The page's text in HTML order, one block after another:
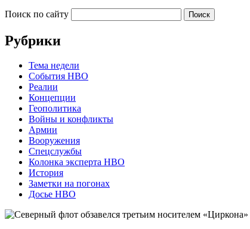
Поиск по сайту
Рубрики
Тема недели
События НВО
Реалии
Концепции
Геополитика
Войны и конфликты
Армии
Вооружения
Спецслужбы
Колонка эксперта НВО
История
Заметки на погонах
Досье НВО